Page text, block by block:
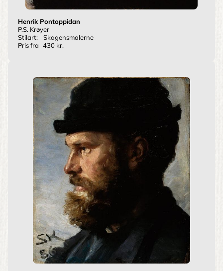
Henrik Pontoppidan
P.S. Krøyer
Stilart:
Skagensmalerne
Pris fra 430 kr.